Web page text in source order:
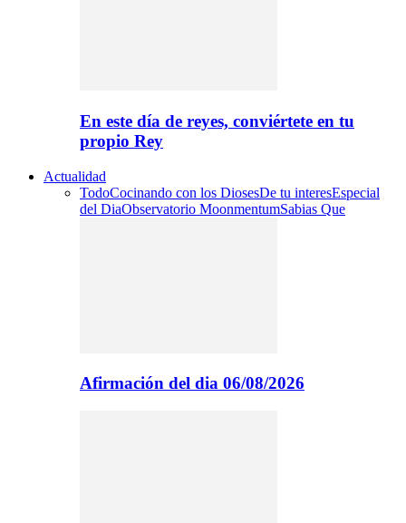
En este día de reyes, conviértete en tu
propio Rey
Actualidad
TodoCocinando con los DiosesDe tu interesEspecial
del DiaObservatorio MoonmentumSabias Que
Afirmación del dia 06/08/2026